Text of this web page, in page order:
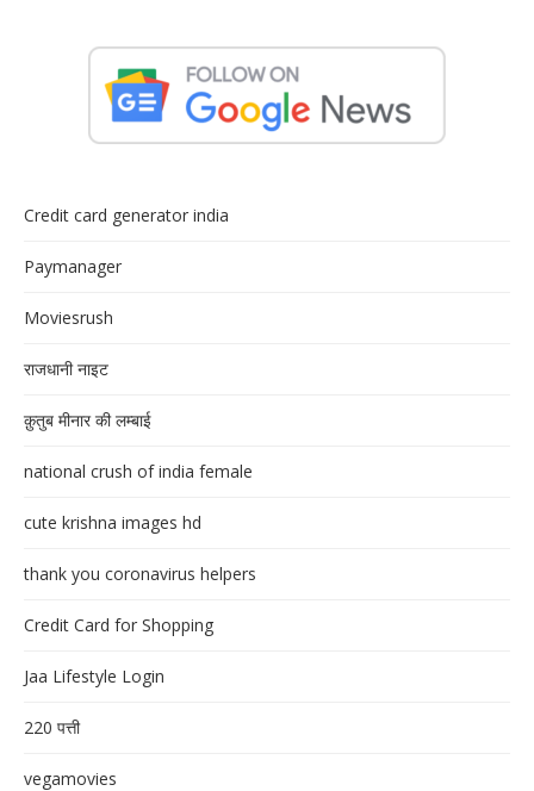
Credit card generator india
Paymanager
Moviesrush
राजधानी नाइट
क़ुतुब मीनार की लम्बाई
national crush of india female
cute krishna images hd
thank you coronavirus helpers
Credit Card for Shopping
Jaa Lifestyle Login
220 पत्ती
vegamovies